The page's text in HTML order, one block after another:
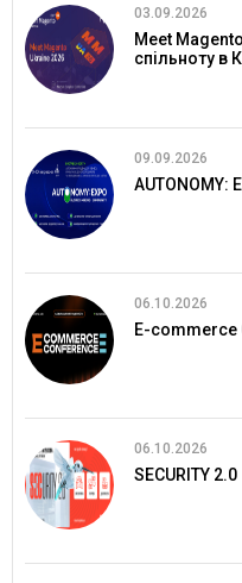
03.09.2026
Meet
спільноту в
09.09.2026
AUTONOMY:
06.10.2026
E-commerce
06.10.2026
SECURITY 2.0